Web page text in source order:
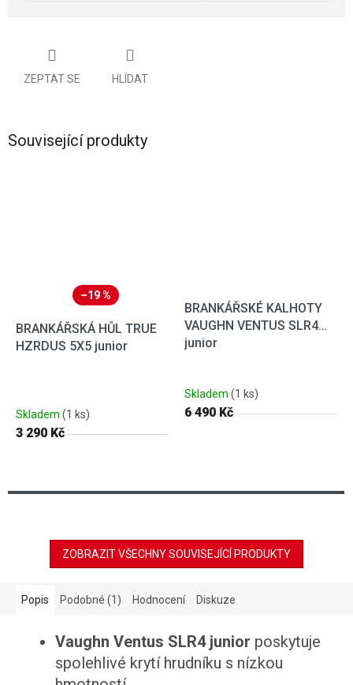
ZEPTAT SE HLÍDAT
Související produkty
–19 %
BRANKÁŘSKÁ HŮL TRUE
HZRDUS 5X5 junior
Skladem (1 ks)
3 290 Kč
BRANKÁŘSKÉ KALHOTY
VAUGHN VENTUS SLR4
junior
Skladem (1 ks)
6 490 Kč
ZOBRAZIT VŠECHNY SOUVISEJÍCÍ PRODUKTY
Popis Podobné (1) Hodnocení Diskuze
Vaughn Ventus SLR4 junior poskytuje
spolehlivé krytí hrudníku s nízkou